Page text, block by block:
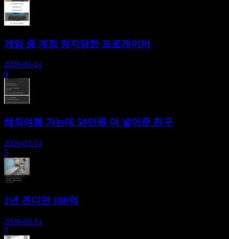
게임 중 계정 정지당한 프로게이머
2026-03-14
6
해외여행 가는데 50만원 더 넣어준 친구
2026-03-14
5
1년 견디면 100억
2026-03-14
7